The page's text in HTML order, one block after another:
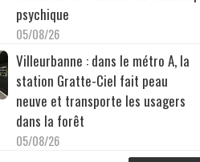
psychique
05/08/26
Villeurbanne : dans le métro A, la
station Gratte-Ciel fait peau
neuve et transporte les usagers
dans la forêt
05/08/26